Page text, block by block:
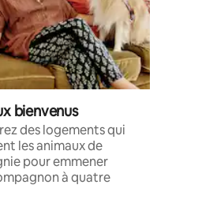
bienvenus
des logements qui
les animaux de
pour emmener
à quatre